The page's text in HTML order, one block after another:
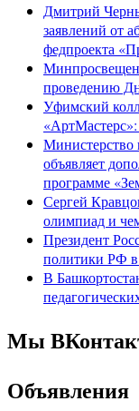
Дмитрий
заявлений от
федпроекта
проведению
Уфимский
Министерство
объявляет
программе
Сергей
олимпиад и
Президент
политики РФ в
В
Мы
Объявления